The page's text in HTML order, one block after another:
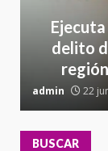
delito
admin 22
BUSCAR